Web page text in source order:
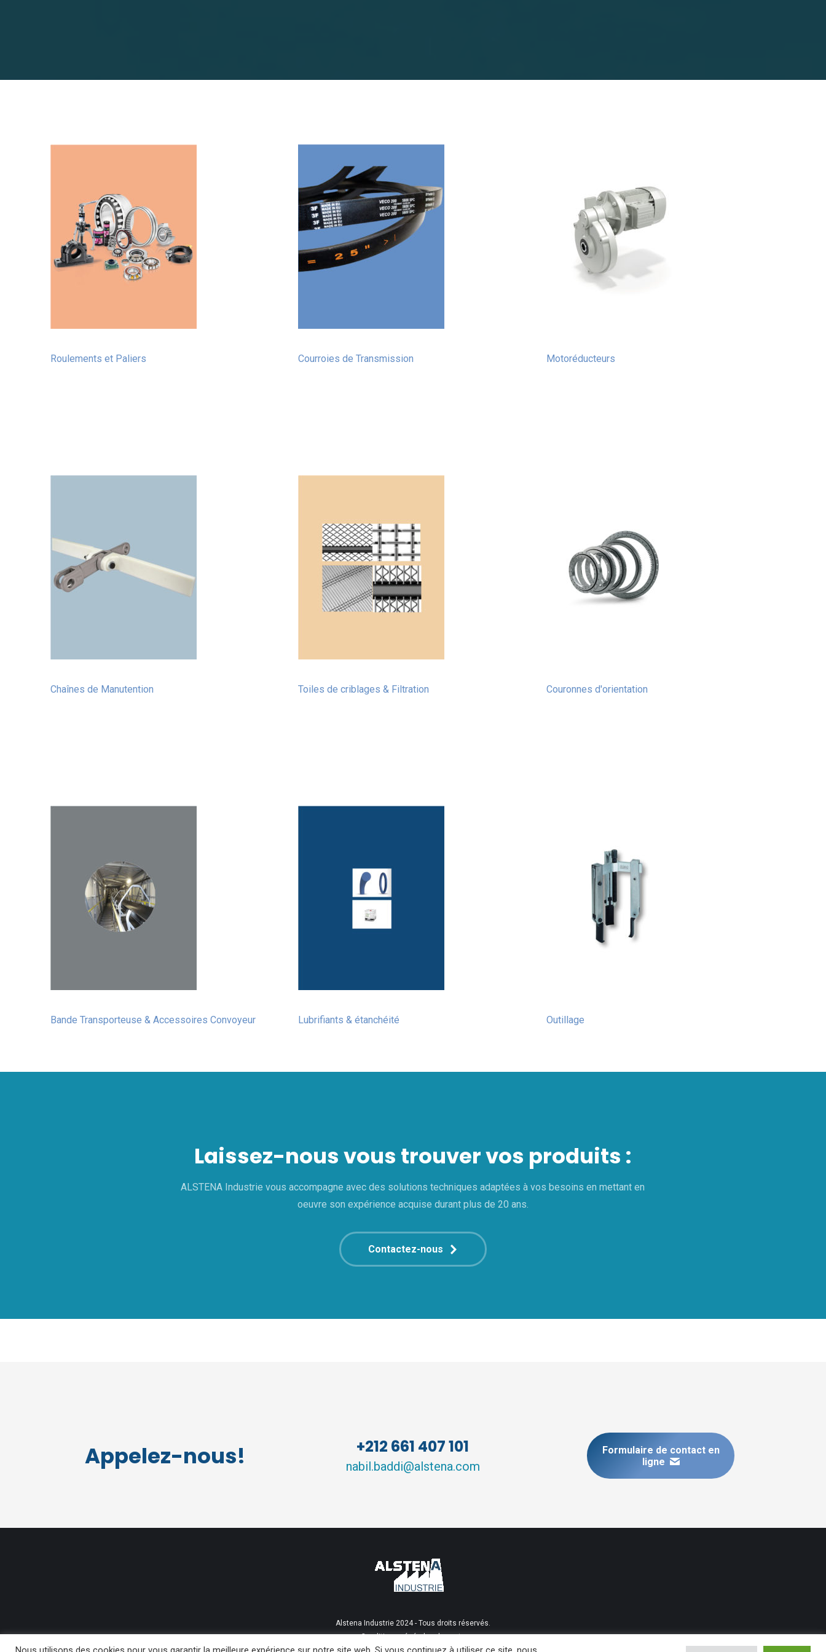
Roulements et Paliers Courroies de Transmission Motoréducteurs
Chaînes de Manutention Toiles de criblages & Filtration Couronnes d'orientation
Bande Transporteuse & Accessoires Convoyeur Lubrifiants & étanchéité Outillage
Laissez-nous vous trouver vos produits :
ALSTENA Industrie vous accompagne avec des solutions techniques adaptées à vos besoins en mettant en
oeuvre son expérience acquise durant plus de 20 ans.
Contactez-nous
Appelez-nous! +212 661 407 101
nabil.baddi@alstena.com
Formulaire de contact en
ligne
Alstena Industrie 2024 - Tous droits réservés.
Conditions générales de vente